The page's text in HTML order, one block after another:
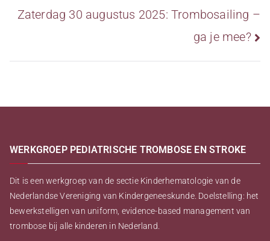
Zaterdag 30 augustus 2025: Trombosailing –
ga je mee?
WERKGROEP PEDIATRISCHE TROMBOSE EN STROKE
Dit is een werkgroep van de sectie Kinderhematologie van de
Nederlandse Vereniging van Kindergeneeskunde. Doelstelling: het
bewerkstelligen van uniform, evidence-based management van
trombose bij alle kinderen in Nederland.